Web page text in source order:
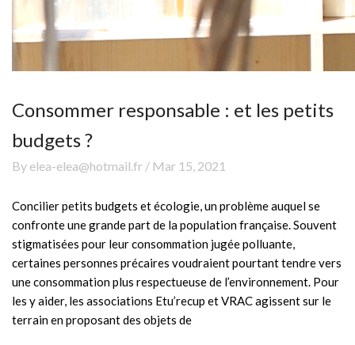
Consommer responsable : et les petits
budgets ?
By elea-elea@hotmail.fr / Mar 15, 2021
Concilier petits budgets et écologie, un problème auquel se
confronte une grande part de la population française. Souvent
stigmatisées pour leur consommation jugée polluante,
certaines personnes précaires voudraient pourtant tendre vers
une consommation plus respectueuse de l’environnement. Pour
les y aider, les associations Etu’recup et VRAC agissent sur le
terrain en proposant des objets de